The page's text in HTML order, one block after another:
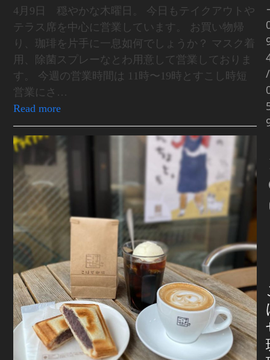
4月9日 穏やかな木曜日。 今日もテイクアウトや
テラス席を中心に営業しています。 お買い物帰
り、珈琲を片手に一息如何でしょうか？ マスク着
用、除菌スプレーなとわ用意して営業しておりま
す。 今週の営業時間は 11時〜19時とすこし時短
営業にさ…
Read more
/